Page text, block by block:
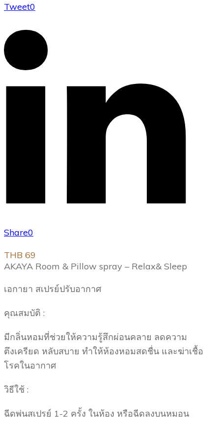
Tweet0
Share0
THB 69
AKAYA Room & Pillow spray – Relax& Sleep
เอกายา สเปรย์ปรับอากาศ
คุณสมบัติ :
มีกลิ่นหอมที่ช่วยให้ความรู้สึกผ่อนคลาย ลดความ
ตึงเครียด หลับสบาย ทำให้ห้องหอมสดชื่น และฆ่าเชื้อ
โรคในอากาศ
วิธีใช้ :
ฉีดพ่นสเปรย์ 1-2 ครั้ง ในห้อง หรือฉีดลงบนหมอน